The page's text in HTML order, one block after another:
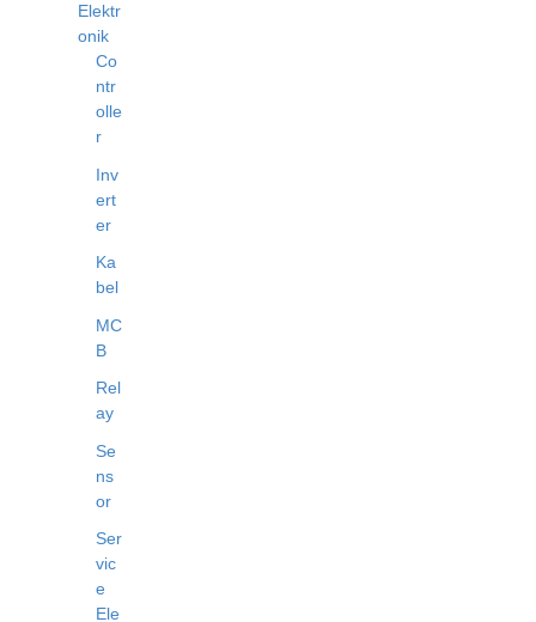
Elektr
onik
Co
ntr
olle
r
Inv
ert
er
Ka
bel
MC
B
Rel
ay
Se
ns
or
Ser
vic
e
Ele